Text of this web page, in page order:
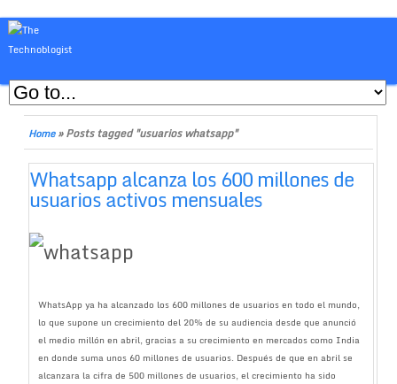
Home»Posts tagged "usuarios whatsapp"
Whatsapp alcanza los 600 millones de
usuarios activos mensuales
WhatsApp ya ha alcanzado los 600 millones de usuarios en todo el mundo,
lo que supone un crecimiento del 20% de su audiencia desde que anunció
el medio millón en abril, gracias a su crecimiento en mercados como India
en donde suma unos 60 millones de usuarios. Después de que en abril se
alcanzara la cifra de 500 millones de usuarios, el crecimiento ha sido